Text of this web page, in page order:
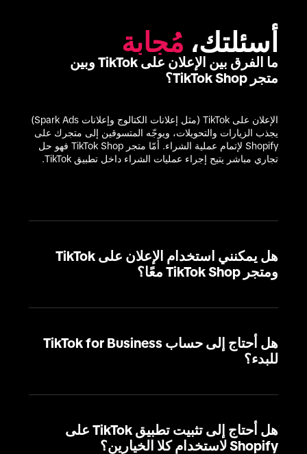
أسئلتك، مُجابة
ما الفرق بين الإعلان على TikTok وبين
متجر TikTok Shop؟
تجاري مباشر يتيح إجراء عمليات الشراء داخل تطبيق TikTok.
هل يمكنني استخدام الإعلان على TikTok
ومتجر TikTok Shop معًا؟
هل أحتاج إلى حساب TikTok for Business
للبدء؟
هل أحتاج إلى تثبيت تطبيق TikTok على
Shopify لاستخدام كلا الخيارين؟